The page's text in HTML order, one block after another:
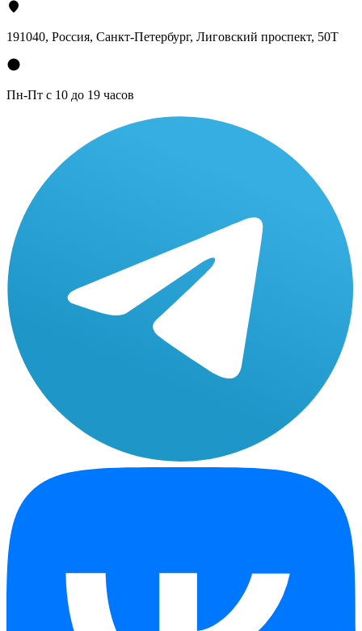
191040, Россия, Санкт-Петербург, Лиговский проспект, 50Т
Пн-Пт с 10 до 19 часов